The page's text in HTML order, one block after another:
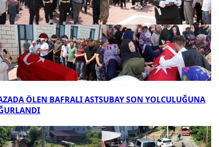
ÖLEN BAFRALI ASTSUBAY SON YOLCULUĞUNA